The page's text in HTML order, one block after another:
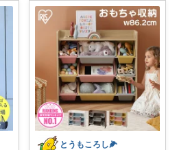
とうもころし🌽